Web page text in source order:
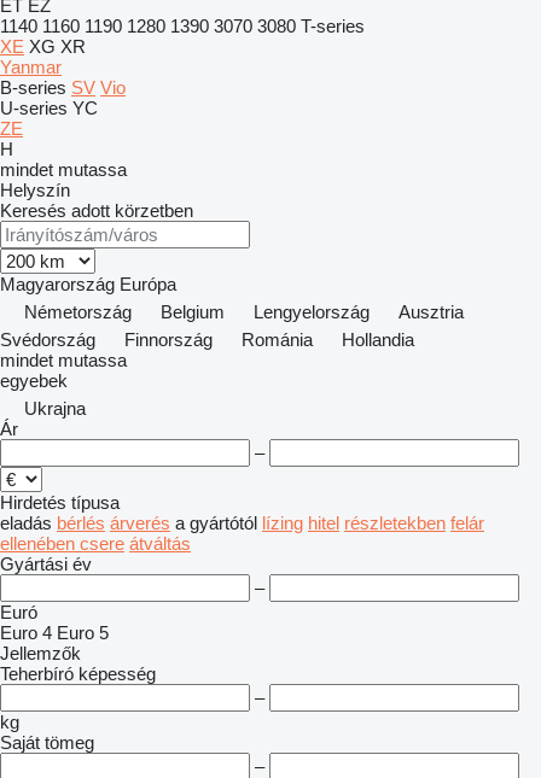
ET EZ
1140 1160 1190 1280 1390 3070 3080 T-series
XE XG XR
Yanmar
B-series SV Vio
U-series YC
ZE
H
mindet mutassa
Helyszín
Keresés adott körzetben
Magyarország Európa
Németország
Belgium Lengyelország
Ausztria
Svédország
Finnország Románia
Hollandia
mindet mutassa
egyebek
Ukrajna
Ár
–
Hirdetés típusa
eladás bérlés árverés a gyártótól lízing hitel részletekben felár
ellenében csere átváltás
Gyártási év
–
Euró
Euro 4 Euro 5
Jellemzők
Teherbíró képesség
–
kg
Saját tömeg
–